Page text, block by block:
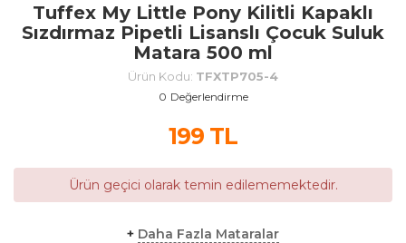
Tuffex My Little Pony Kilitli Kapaklı
Sızdırmaz Pipetli Lisanslı Çocuk Suluk
Matara 500 ml
Ürün Kodu: TFXTP705-4
0 Değerlendirme
199 TL
Ürün geçici olarak temin edilememektedir.
+ Daha Fazla Mataralar